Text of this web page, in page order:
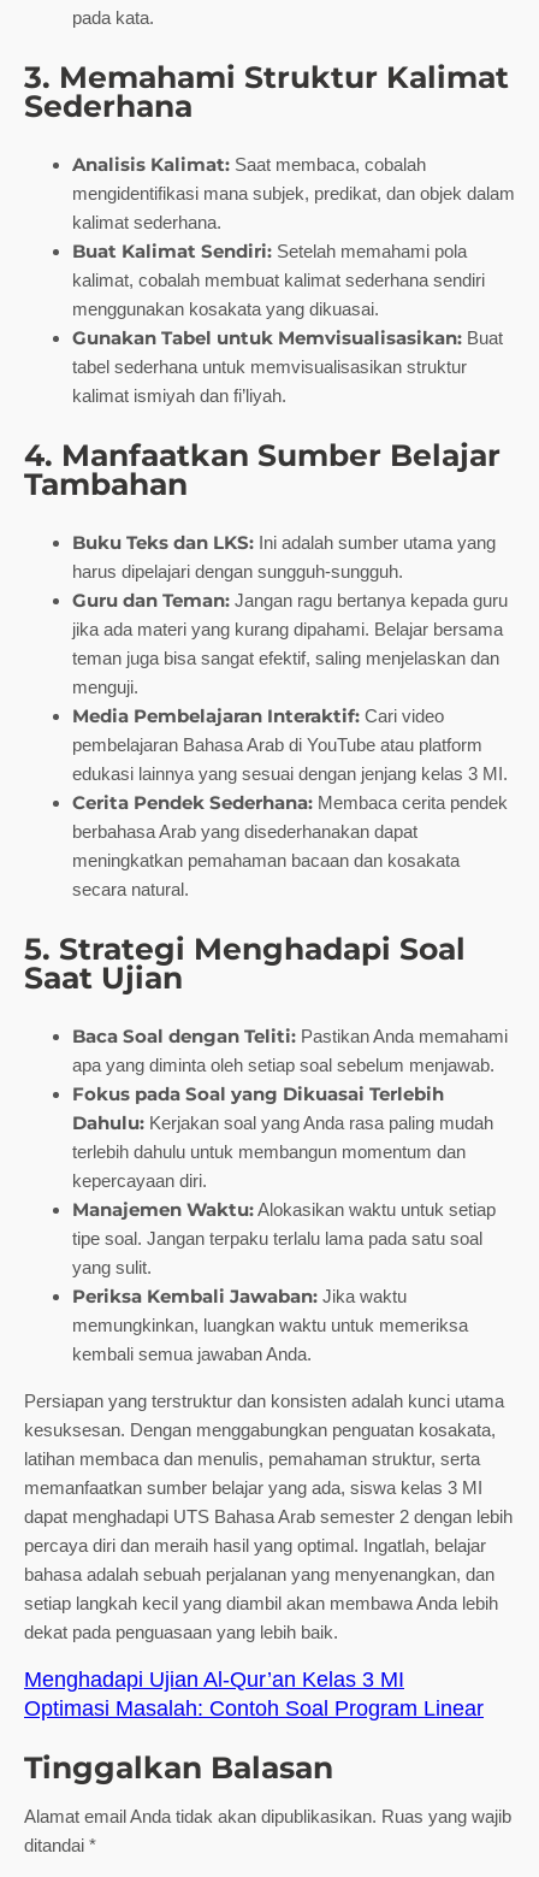
pada kata.
3. Memahami Struktur Kalimat
Sederhana
Analisis Kalimat: Saat membaca, cobalah
mengidentifikasi mana subjek, predikat, dan objek dalam
kalimat sederhana.
Buat Kalimat Sendiri: Setelah memahami pola
kalimat, cobalah membuat kalimat sederhana sendiri
menggunakan kosakata yang dikuasai.
Gunakan Tabel untuk Memvisualisasikan: Buat
tabel sederhana untuk memvisualisasikan struktur
kalimat ismiyah dan fi’liyah.
4. Manfaatkan Sumber Belajar
Tambahan
Buku Teks dan LKS: Ini adalah sumber utama yang
harus dipelajari dengan sungguh-sungguh.
Guru dan Teman: Jangan ragu bertanya kepada guru
jika ada materi yang kurang dipahami. Belajar bersama
teman juga bisa sangat efektif, saling menjelaskan dan
menguji.
Media Pembelajaran Interaktif: Cari video
pembelajaran Bahasa Arab di YouTube atau platform
edukasi lainnya yang sesuai dengan jenjang kelas 3 MI.
Cerita Pendek Sederhana: Membaca cerita pendek
berbahasa Arab yang disederhanakan dapat
meningkatkan pemahaman bacaan dan kosakata
secara natural.
5. Strategi Menghadapi Soal
Saat Ujian
Baca Soal dengan Teliti: Pastikan Anda memahami
apa yang diminta oleh setiap soal sebelum menjawab.
Fokus pada Soal yang Dikuasai Terlebih
Dahulu: Kerjakan soal yang Anda rasa paling mudah
terlebih dahulu untuk membangun momentum dan
kepercayaan diri.
Manajemen Waktu:Alokasikan waktu untuk setiap
tipe soal. Jangan terpaku terlalu lama pada satu soal
yang sulit.
Periksa Kembali Jawaban: Jika waktu
memungkinkan, luangkan waktu untuk memeriksa
kembali semua jawaban Anda.
Persiapan yang terstruktur dan konsisten adalah kunci utama
kesuksesan. Dengan menggabungkan penguatan kosakata,
latihan membaca dan menulis, pemahaman struktur, serta
memanfaatkan sumber belajar yang ada, siswa kelas 3 MI
dapat menghadapi UTS Bahasa Arab semester 2 dengan lebih
percaya diri dan meraih hasil yang optimal. Ingatlah, belajar
bahasa adalah sebuah perjalanan yang menyenangkan, dan
setiap langkah kecil yang diambil akan membawa Anda lebih
dekat pada penguasaan yang lebih baik.
Menghadapi Ujian Al-Qur’an Kelas 3 MI
Optimasi Masalah: Contoh Soal Program Linear
Tinggalkan Balasan
Alamat email Anda tidak akan dipublikasikan. Ruas yang wajib
ditandai *